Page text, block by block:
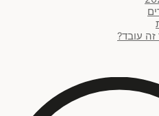
זה עובד?